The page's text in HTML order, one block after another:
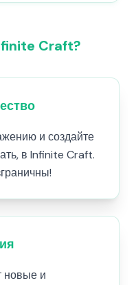
Craft?
и создайте
в Infinite Craft.
новые и